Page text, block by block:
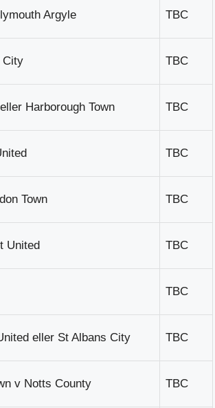
Argyle TBC
City TBC
Harborough Town TBC
TBC
Town TBC
United TBC
TBC
eller St Albans City TBC
v Notts County TBC